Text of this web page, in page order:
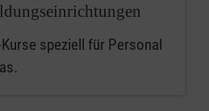
speziell für Personal